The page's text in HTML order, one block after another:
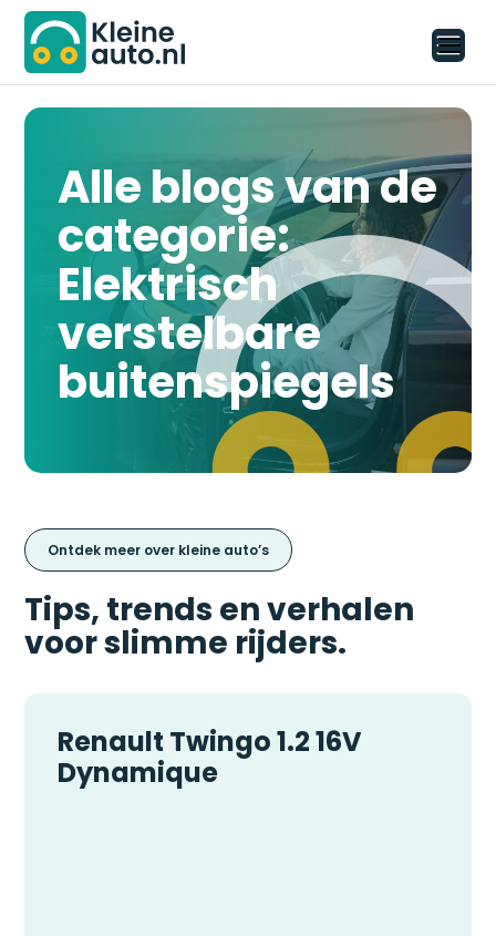
Alle blogs van de
categorie:
Elektrisch
verstelbare
buitenspiegels
Ontdek meer over kleine auto’s
Tips, trends en verhalen
voor slimme rijders.
Renault Twingo 1.2 16V
Dynamique